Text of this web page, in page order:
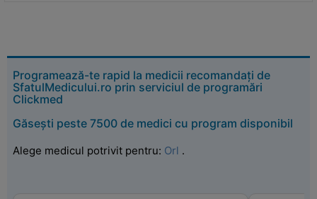
Programează-te rapid la medicii recomandați de
SfatulMedicului.ro prin serviciul de programări
Clickmed
Găsești peste 7500 de medici cu program disponibil
Alege medicul potrivit pentru: Orl .